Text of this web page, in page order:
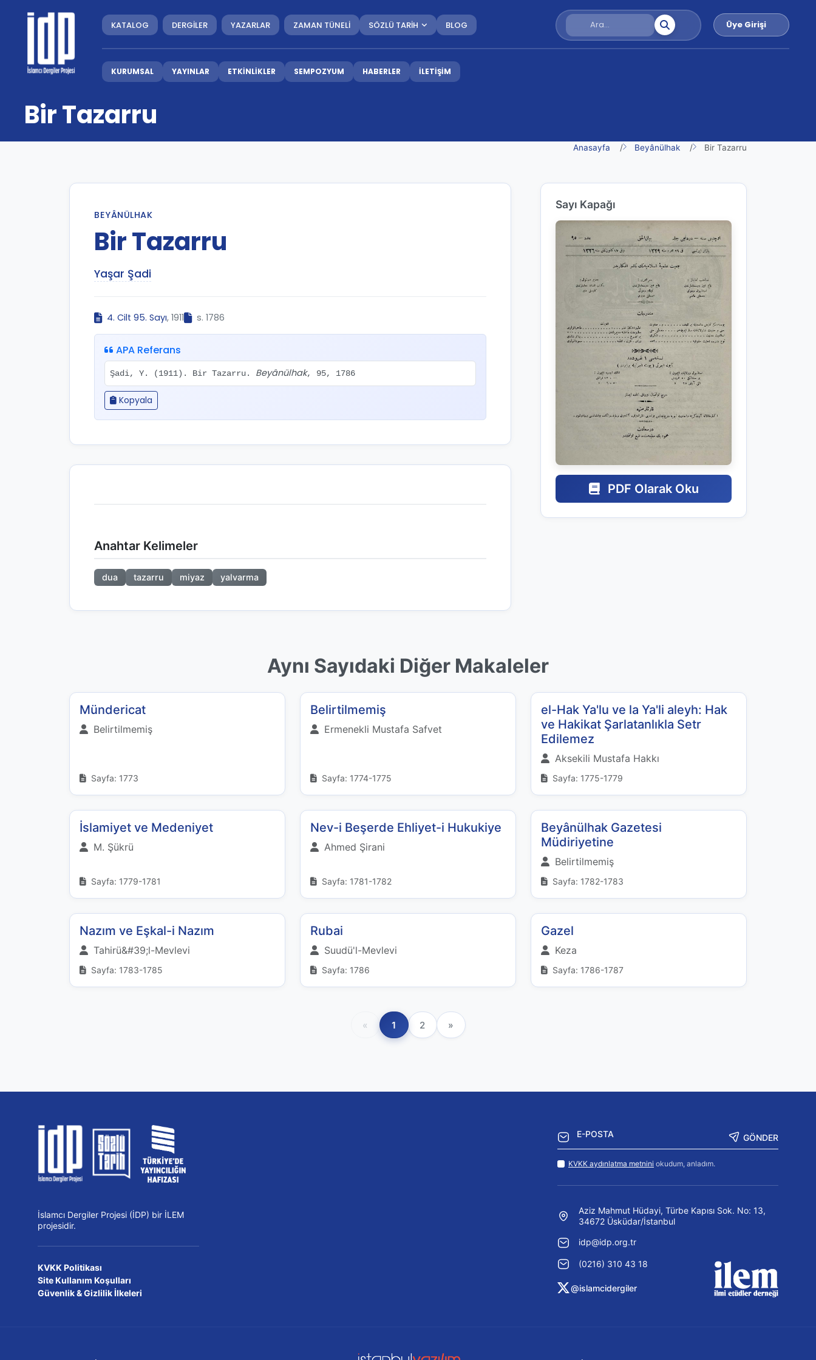
KATALOG DERGİLER YAZARLAR ZAMAN TÜNELİ SÖZLÜ TARİH BLOG Üye Girişi
KURUMSAL YAYINLAR ETKİNLİKLER SEMPOZYUM HABERLER İLETİŞİM
Bir Tazarru
Anasayfa Beyânülhak Bir Tazarru
BEYÂNÜLHAK
Bir Tazarru
Yaşar Şadi
4. Cilt 95. Sayı, 1911 s. 1786
APA Referans
Şadi, Y. (1911). Bir Tazarru. Beyânülhak, 95, 1786
Kopyala
Anahtar Kelimeler
dua tazarru miyaz yalvarma
Sayı Kapağı
PDF Olarak Oku
Aynı Sayıdaki Diğer Makaleler
Mündericat
Belirtilmemiş
Sayfa: 1773
Belirtilmemiş
Ermenekli Mustafa Safvet
Sayfa: 1774-1775
el-Hak Ya'lu ve la Ya'li aleyh: Hak
ve Hakikat Şarlatanlıkla Setr
Edilemez
Aksekili Mustafa Hakkı
Sayfa: 1775-1779
İslamiyet ve Medeniyet
M. Şükrü
Sayfa: 1779-1781
Nev-i Beşerde Ehliyet-i Hukukiye
Ahmed Şirani
Sayfa: 1781-1782
Beyânülhak Gazetesi
Müdiriyetine
Belirtilmemiş
Sayfa: 1782-1783
Nazım ve Eşkal-i Nazım
Tahirü&#39;l-Mevlevi
Sayfa: 1783-1785
Rubai
Suudü'l-Mevlevi
Sayfa: 1786
Gazel
Keza
Sayfa: 1786-1787
« 1 2 »
İslamcı Dergiler Projesi (İDP) bir İLEM
projesidir.
KVKK Politikası
Site Kullanım Koşulları
Güvenlik & Gizlilik İlkeleri
GÖNDER
KVKK aydınlatma metnini okudum, anladım.
Aziz Mahmut Hüdayi, Türbe Kapısı Sok. No: 13,
34672 Üsküdar/İstanbul
idp@idp.org.tr
(0216) 310 43 18
@islamcidergiler